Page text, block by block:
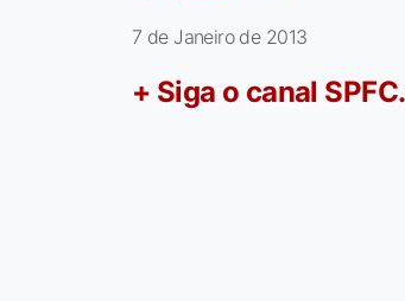
7 de Janeiro de 2013
+ Siga o canal